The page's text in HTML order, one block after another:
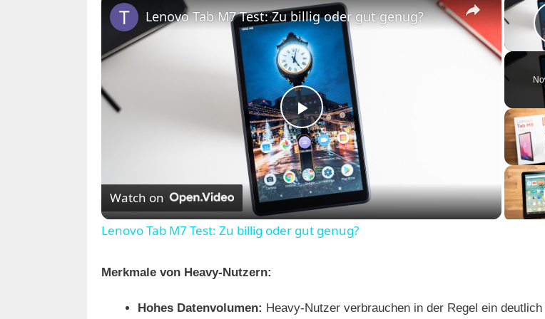
P
l
a
V
Lenovo Tab M7 Test: Zu billig oder gut genug?
Watch on
Lenovo Tab M7 Test: Zu billig oder gut genug?
Merkmale von Heavy-Nutzern:
Hohes Datenvolumen: Heavy-Nutzer verbrauchen in der Regel ein deutlich